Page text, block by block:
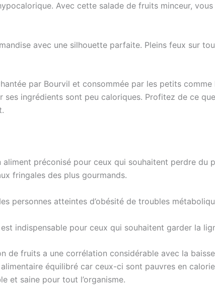
Avec cette salade de fruits minceur,
avec une silhouette parfaite. Pleins feux sur
par Bourvil et consommée par les petits comme
ses ingrédients sont peu caloriques. Profitez de ce
aliment préconisé pour ceux qui souhaitent perdre du
fringales des plus gourmands.
personnes atteintes d’obésité de troubles
indispensable pour ceux qui souhaitent garder la
de fruits a une corrélation considérable avec la
équilibré car ceux-ci sont pauvres en
et saine pour tout l’organisme.